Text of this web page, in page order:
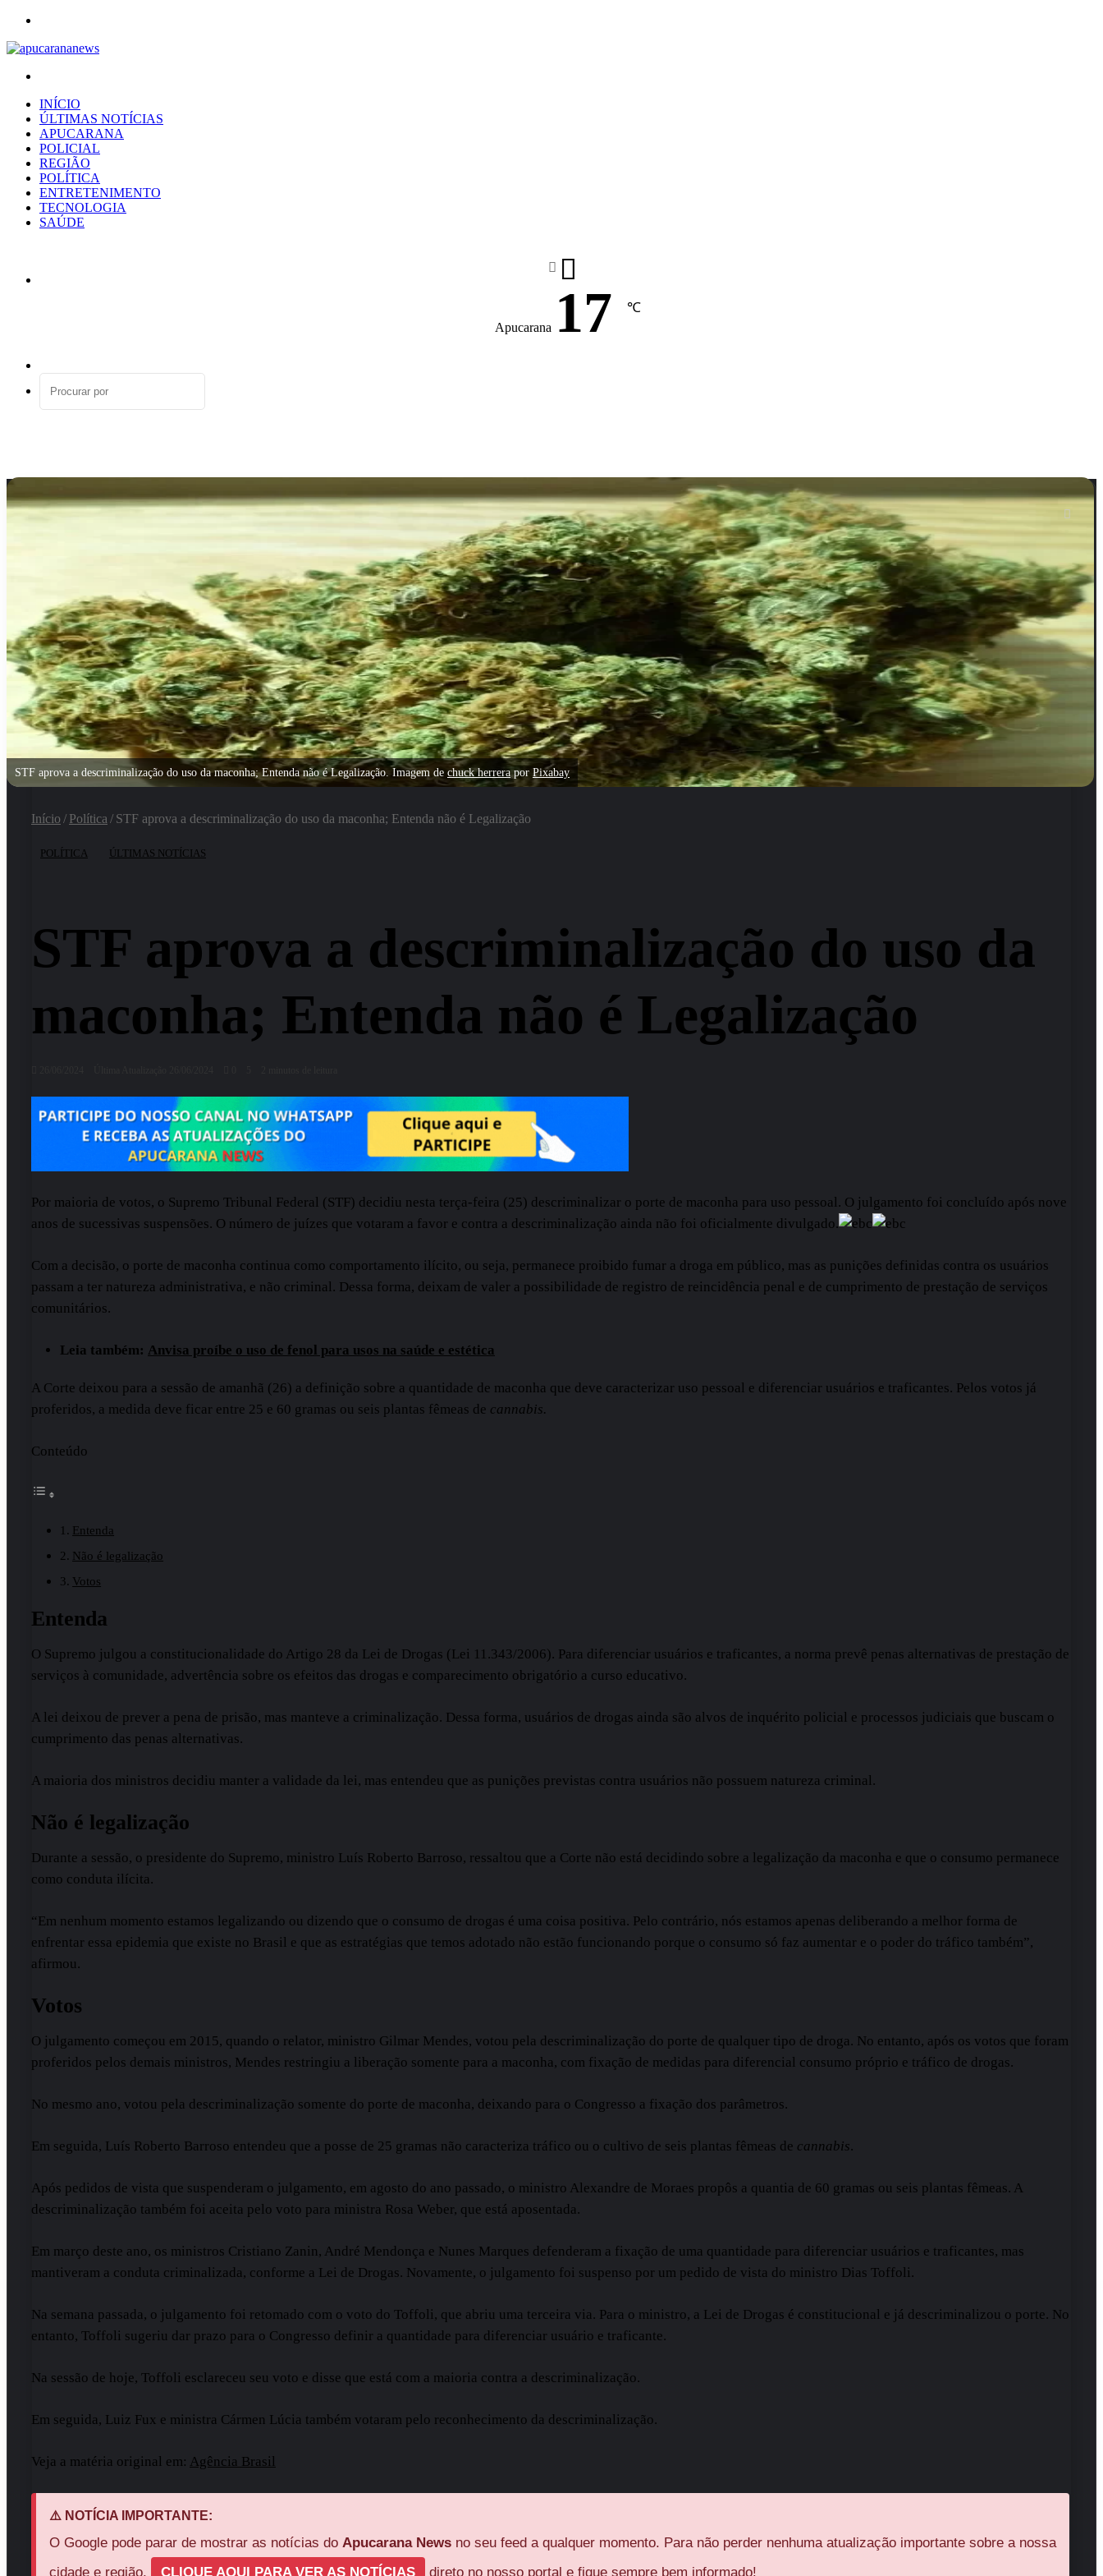
INÍCIO
ÚLTIMAS NOTÍCIAS
APUCARANA
POLICIAL
REGIÃO
POLÍTICA
ENTRETENIMENTO
TECNOLOGIA
SAÚDE
Apucarana 17 ℃
aleatório
STF aprova a descriminalização do uso da maconha; Entenda não é Legalização. Imagem de chuck herreraporPixabay
Início / Política / STF aprova a descriminalização do uso da maconha; Entenda não é Legalização
POLÍTICA ÚLTIMAS NOTÍCIAS
STF aprova a descriminalização do uso da
maconha; Entenda não é Legalização
Por maioria de votos, o Supremo Tribunal Federal (STF) decidiu nesta terça-feira (25) descriminalizar o porte de maconha para uso pessoal. O julgamento foi concluído após nove
anos de sucessivas suspensões. O número de juízes que votaram a favor e contra a descriminalização ainda não foi oficialmente divulgado.
Com a decisão, o porte de maconha continua como comportamento ilícito, ou seja, permanece proibido fumar a droga em público, mas as punições definidas contra os usuários
passam a ter natureza administrativa, e não criminal. Dessa forma, deixam de valer a possibilidade de registro de reincidência penal e de cumprimento de prestação de serviços
comunitários.
Leia também: Anvisa proíbe o uso de fenol para usos na saúde e estética
A Corte deixou para a sessão de amanhã (26) a definição sobre a quantidade de maconha que deve caracterizar uso pessoal e diferenciar usuários e traficantes. Pelos votos já
proferidos, a medida deve ficar entre 25 e 60 gramas ou seis plantas fêmeas de cannabis.
Conteúdo
Entenda
Não é legalização
Votos
Entenda
O Supremo julgou a constitucionalidade do Artigo 28 da Lei de Drogas (Lei 11.343/2006). Para diferenciar usuários e traficantes, a norma prevê penas alternativas de prestação de
serviços à comunidade, advertência sobre os efeitos das drogas e comparecimento obrigatório a curso educativo.
A lei deixou de prever a pena de prisão, mas manteve a criminalização. Dessa forma, usuários de drogas ainda são alvos de inquérito policial e processos judiciais que buscam o
cumprimento das penas alternativas.
A maioria dos ministros decidiu manter a validade da lei, mas entendeu que as punições previstas contra usuários não possuem natureza criminal.
Não é legalização
Durante a sessão, o presidente do Supremo, ministro Luís Roberto Barroso, ressaltou que a Corte não está decidindo sobre a legalização da maconha e que o consumo permanece
como conduta ilícita.
“Em nenhum momento estamos legalizando ou dizendo que o consumo de drogas é uma coisa positiva. Pelo contrário, nós estamos apenas deliberando a melhor forma de
enfrentar essa epidemia que existe no Brasil e que as estratégias que temos adotado não estão funcionando porque o consumo só faz aumentar e o poder do tráfico também”,
afirmou.
Votos
O julgamento começou em 2015, quando o relator, ministro Gilmar Mendes, votou pela descriminalização do porte de qualquer tipo de droga. No entanto, após os votos que foram
proferidos pelos demais ministros, Mendes restringiu a liberação somente para a maconha, com fixação de medidas para diferencial consumo próprio e tráfico de drogas.
No mesmo ano, votou pela descriminalização somente do porte de maconha, deixando para o Congresso a fixação dos parâmetros.
Em seguida, Luís Roberto Barroso entendeu que a posse de 25 gramas não caracteriza tráfico ou o cultivo de seis plantas fêmeas de cannabis.
Após pedidos de vista que suspenderam o julgamento, em agosto do ano passado, o ministro Alexandre de Moraes propôs a quantia de 60 gramas ou seis plantas fêmeas. A
descriminalização também foi aceita pelo voto para ministra Rosa Weber, que está aposentada.
Em março deste ano, os ministros Cristiano Zanin, André Mendonça e Nunes Marques defenderam a fixação de uma quantidade para diferenciar usuários e traficantes, mas
mantiveram a conduta criminalizada, conforme a Lei de Drogas. Novamente, o julgamento foi suspenso por um pedido de vista do ministro Dias Toffoli.
Na semana passada, o julgamento foi retomado com o voto do Toffoli, que abriu uma terceira via. Para o ministro, a Lei de Drogas é constitucional e já descriminalizou o porte. No
entanto, Toffoli sugeriu dar prazo para o Congresso definir a quantidade para diferenciar usuário e traficante.
Na sessão de hoje, Toffoli esclareceu seu voto e disse que está com a maioria contra a descriminalização.
Em seguida, Luiz Fux e ministra Cármen Lúcia também votaram pelo reconhecimento da descriminalização.
Veja a matéria original em: Agência Brasil
⚠️ NOTÍCIA IMPORTANTE:
O Google pode parar de mostrar as notícias do Apucarana News no seu feed a qualquer momento. Para não perder nenhuma atualização importante sobre a nossa
cidade e região,
CLIQUE AQUI PARA VER AS NOTÍCIAS direto no nosso portal e fique sempre bem informado!